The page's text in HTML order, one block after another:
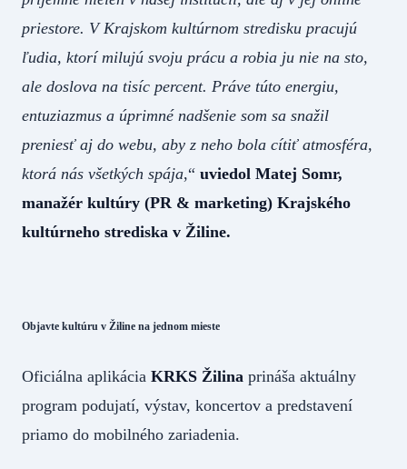
priestore. V Krajskom kultúrnom stredisku pracujú
ľudia, ktorí milujú svoju prácu a robia ju nie na sto,
ale doslova na tisíc percent. Práve túto energiu,
entuziazmus a úprimné nadšenie som sa snažil
preniesť aj do webu, aby z neho bola cítiť atmosféra,
ktorá nás všetkých spája,“ uviedol Matej Somr,
manažér kultúry (PR & marketing) Krajského
kultúrneho strediska v Žiline.
Objavte kultúru v Žiline na jednom mieste
Oficiálna aplikácia KRKS Žilina prináša aktuálny
program podujatí, výstav, koncertov a predstavení
priamo do mobilného zariadenia.